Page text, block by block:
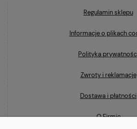
Regulamin sklepu
Informacje o plikach
Polityka
Zwroty i reklamacje
Dostawa i płatności
O Firmie